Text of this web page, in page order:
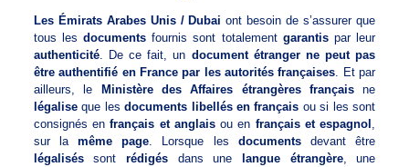
Les Émirats Arabes Unis / Dubai ont besoin de s’assurer que
tous lesdocuments fournis sont totalement garantispar leur
authenticité. De ce fait, un document étranger ne peut pas
être authentifié en France par les autorités françaises . Et par
ailleurs, le
Ministère des Affaires étrangères françaisne
légaliseque lesdocuments libellés en français ou si les sont
consignés enfrançais et anglaisou en français et espagnol
sur lamême page . Lorsque les documentsdevant être
légaliséssontrédigés dans une langue étrangère, une